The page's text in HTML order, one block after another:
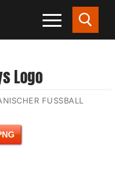
Logo
FUSSBALL (